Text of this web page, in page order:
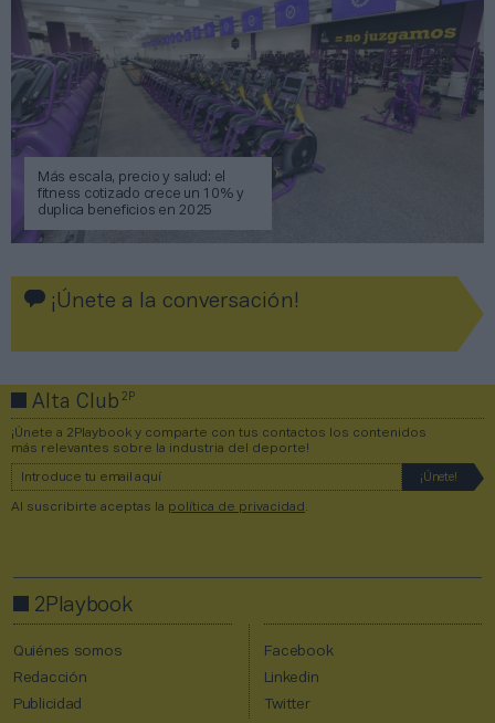
Más escala, precio y salud: el
fitness cotizado crece un 10% y
duplica beneficios en 2025
¡Únete a la conversación!
Alta Club2P
¡Únete a 2Playbook y comparte con tus contactos los contenidos
más relevantes sobre la industria del deporte!
Al suscribirte aceptas la política de privacidad
2Playbook
Quiénes somos
Redacción
Publicidad
Facebook
Linkedin
Twitter